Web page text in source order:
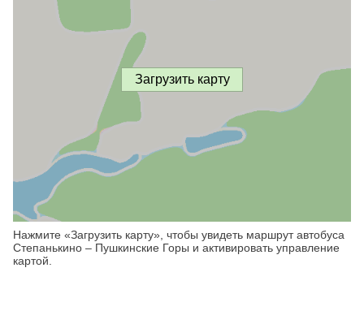
Загрузить карту
Нажмите «Загрузить карту», чтобы увидеть маршрут автобуса
Степанькино – Пушкинские Горы и активировать управление
картой.